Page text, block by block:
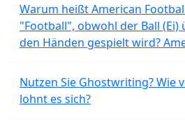
Warum heißt American
"Football", obwohl der Ball
den Händen gespielt wird?
Nutzen Sie Ghostwriting? Wie
lohnt es sich?